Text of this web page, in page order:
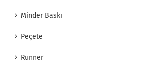
Minder Baskı
Peçete
Runner